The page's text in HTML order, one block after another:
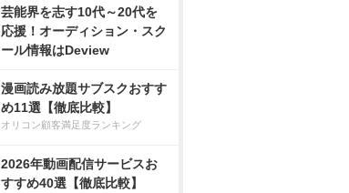
芸能界を志す10代～20代を
応援！オーディション・スク
ール情報はDeview
漫画読み放題サブスクおすす
め11選【徹底比較】
オリコン顧客満足度ランキング
2026年動画配信サービスお
すすめ40選【徹底比較】